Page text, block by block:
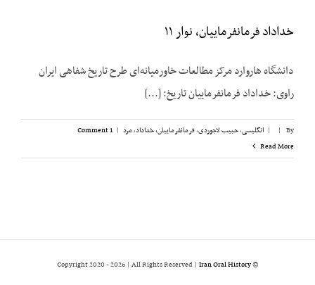
خداداد فرمانفرماییان، نوار ۱۱
دانشگاه هاروارد مرکز مطالعات خاورمیانه‌ای طرح تاریخ شفاهی ایران
راوی: خداداد فرمانفرماییان تاریخ: [...]
By
|
| انگلیسی,حبیب لاجوردی,فرمانفرماییان، خداداد,مرد |
1 Comment
Read More
© Copyright 2020 -
2026 | All Rights Reserved | Iran Oral History